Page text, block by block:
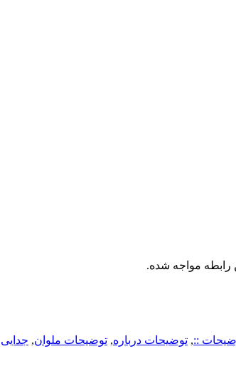
رابطه مواجه شده.
::
, توضیحات درباره, توضیحات ملوان, جدایی